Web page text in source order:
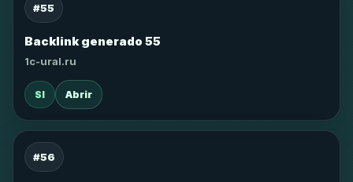
#55
Backlink generado 55
1c-ural.ru
SI Abrir
#56